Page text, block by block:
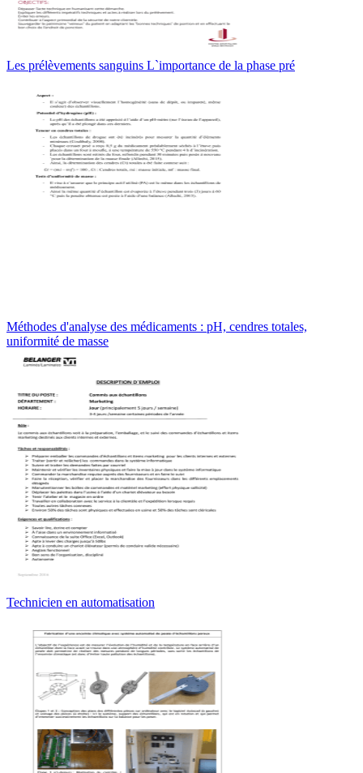
Les prélèvements sanguins L`importance de la phase pré
Méthodes d'analyse des médicaments : pH, cendres totales,
uniformité de masse
Technicien en automatisation